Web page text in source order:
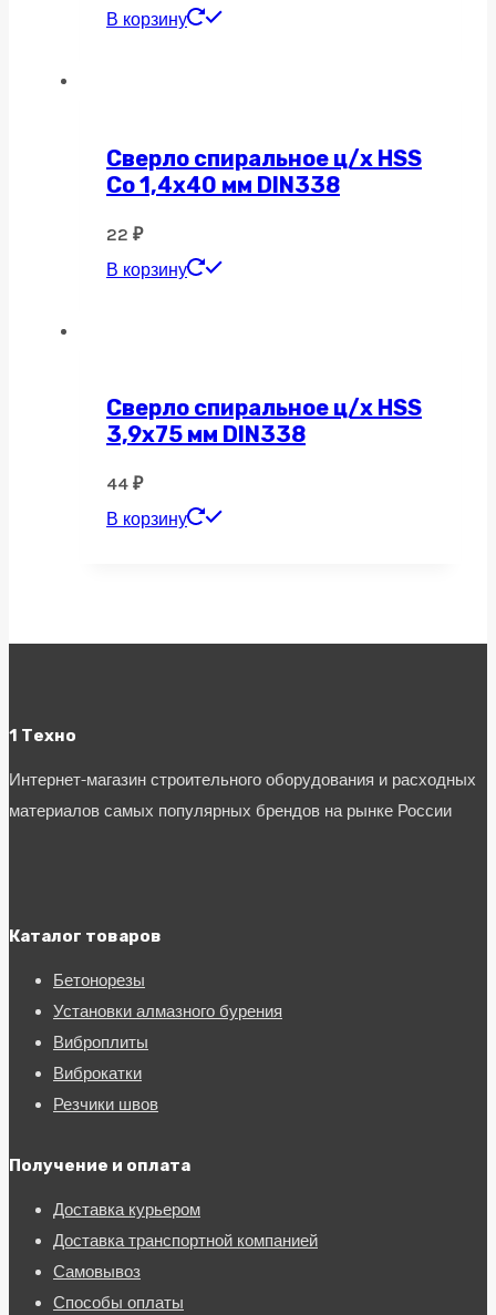
В корзину
Сверло спиральное ц/х HSS
Co 1,4х40 мм DIN338
22 ₽
В корзину
Сверло спиральное ц/х HSS
3,9х75 мм DIN338
44 ₽
В корзину
1 Техно
Интернет-магазин строительного оборудования и расходных
материалов самых популярных брендов на рынке России
Каталог товаров
Бетонорезы
Установки алмазного бурения
Виброплиты
Виброкатки
Резчики швов
Получение и оплата
Доставка курьером
Доставка транспортной компанией
Самовывоз
Способы оплаты